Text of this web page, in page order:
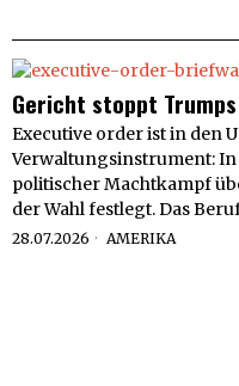
Gericht stoppt
Executive order ist in den
Verwaltungsinstrument: In
politischer Machtkampf
der Wahl festlegt. Das
28.07.2026 AMERIKA